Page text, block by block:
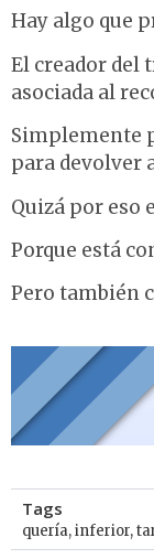
Hay algo que
El creador del
asociada al
Simplemente
para devolver
Quizá por eso
Porque está
Pero también
Tags
quería,inferior,